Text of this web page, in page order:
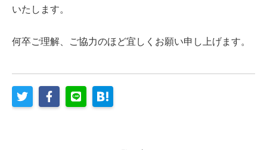
いたします。
何卒ご理解、ご協力のほど宜しくお願い申し上げます。